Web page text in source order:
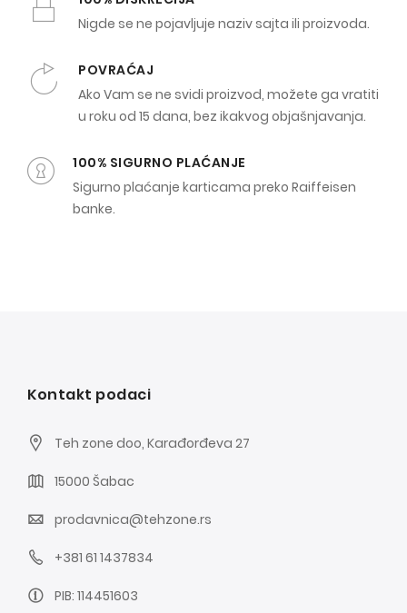
Nigde se ne pojavljuje naziv sajta ili proizvoda.
POVRAĆAJ
Ako Vam se ne svidi proizvod, možete ga vratiti
u roku od 15 dana, bez ikakvog objašnjavanja.
100% SIGURNO PLAĆANJE
Sigurno plaćanje karticama preko Raiffeisen
banke.
Kontakt podaci
Teh zone doo, Karađorđeva 27
15000 Šabac
prodavnica@tehzone.rs
+381 61 1437834
PIB: 114451603